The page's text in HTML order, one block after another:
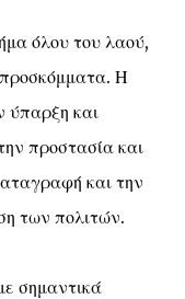
όλου του λαού,
προσκόμματα. Η
ύπαρξη και
προστασία και
και την
των πολιτών.
σημαντικά